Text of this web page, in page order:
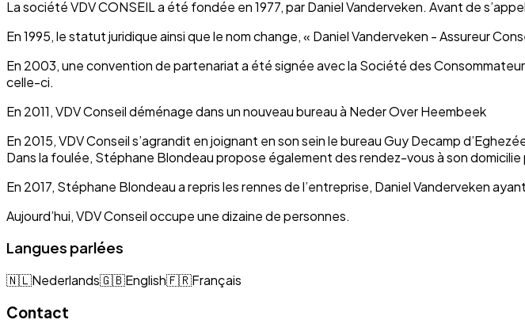
La société VDV CONSEIL a été fondée en 1977, par Daniel Vanderveken. Avant de
En 1995, le statut juridique ainsi que le nom change, « Daniel Vanderveken - Assureur
En 2003, une convention de partenariat a été signée avec la Société des
celle-ci.
En 2011, VDV Conseil déménage dans un nouveau bureau à Neder Over Heembeek
En 2015, VDV Conseil s’agrandit en joignant en son sein le bureau Guy Decamp
Dans la foulée, Stéphane Blondeau propose également des rendez-vous à son domicilie
En 2017, Stéphane Blondeau a repris les rennes de l’entreprise, Daniel Vanderveken
Aujourd’hui, VDV Conseil occupe une dizaine de personnes.
Langues parlées
🇳🇱Nederlands🇬🇧English🇫🇷Français
Contact